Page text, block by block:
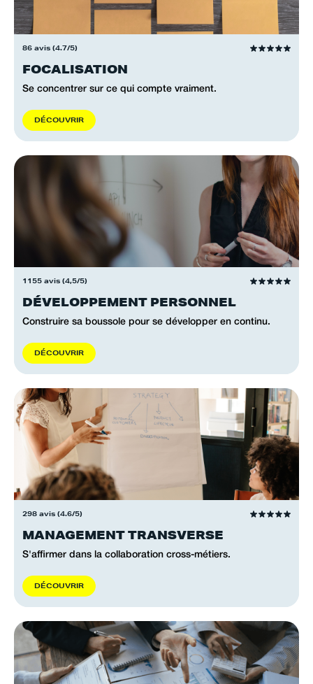
86 avis (4.7/5)
FOCALISATION
Se concentrer sur ce qui compte vraiment.
DÉCOUVRIR
1155 avis (4,5/5)
DÉVELOPPEMENT PERSONNEL
Construire sa boussole pour se développer en continu.
DÉCOUVRIR
298 avis (4.6/5)
MANAGEMENT TRANSVERSE
S'affirmer dans la collaboration cross-métiers.
DÉCOUVRIR